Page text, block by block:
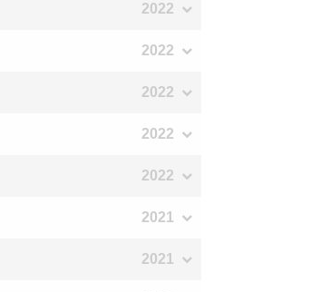
2022
2022
2022
2022
2022
2021
2021